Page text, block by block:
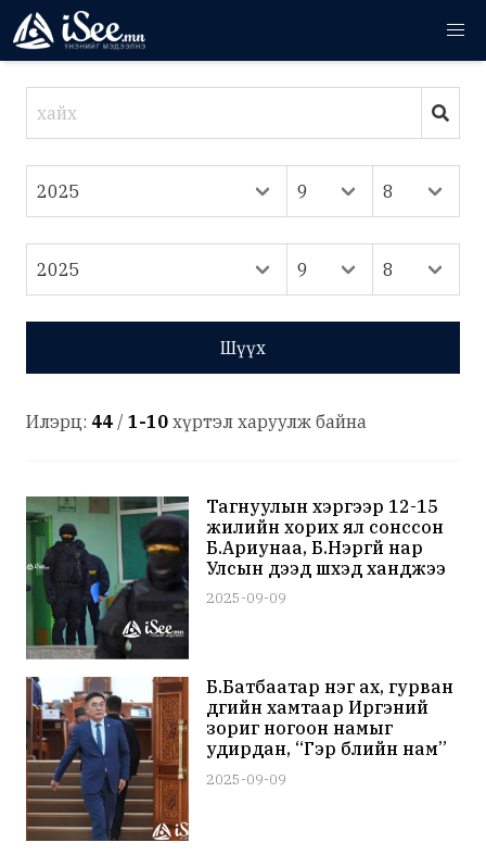
Шүүх
Илэрц: 44 / 1-10 хүртэл харуулж байна
Тагнуулын хэргээр 12-15
жилийн хорих ял сонссон
Б.Ариунаа, Б.Нэргүй нар
Улсын дээд шүүхэд ханджээ
2025-09-09
Б.Батбаатар нэг ах, гурван
дүүгийн хамтаар Иргэний
зориг ногоон намыг
удирдан, “Гэр бүлийн нам”
болгожээ
2025-09-09